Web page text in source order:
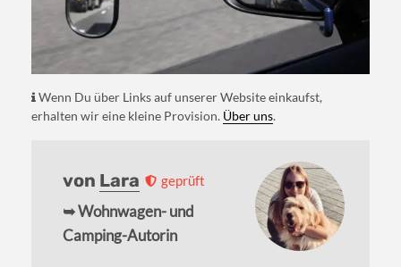
Wenn Du über Links auf unserer Website einkaufst,
erhalten wir eine kleine Provision. Über uns.
von Lara geprüft
➥ Wohnwagen- und
Camping-Autorin